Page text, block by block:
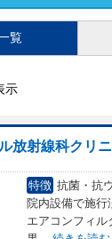
覧
示
放射線科クリ
特徴 抗菌・抗
院内設備で施行
エアコンフィル